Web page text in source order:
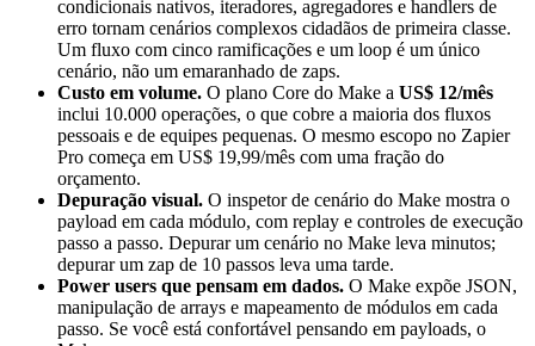
condicionais nativos, iteradores, agregadores e handlers de
erro tornam cenários complexos cidadãos de primeira classe.
Um fluxo com cinco ramificações e um loop é um único
cenário, não um emaranhado de zaps.
Custo em volume. O plano Core do Make a US$ 12/mês
inclui 10.000 operações, o que cobre a maioria dos fluxos
pessoais e de equipes pequenas. O mesmo escopo no Zapier
Pro começa em US$ 19,99/mês com uma fração do
orçamento.
Depuração visual. O inspetor de cenário do Make mostra o
payload em cada módulo, com replay e controles de execução
passo a passo. Depurar um cenário no Make leva minutos;
depurar um zap de 10 passos leva uma tarde.
Power users que pensam em dados. O Make expõe JSON,
manipulação de arrays e mapeamento de módulos em cada
passo. Se você está confortável pensando em payloads, o